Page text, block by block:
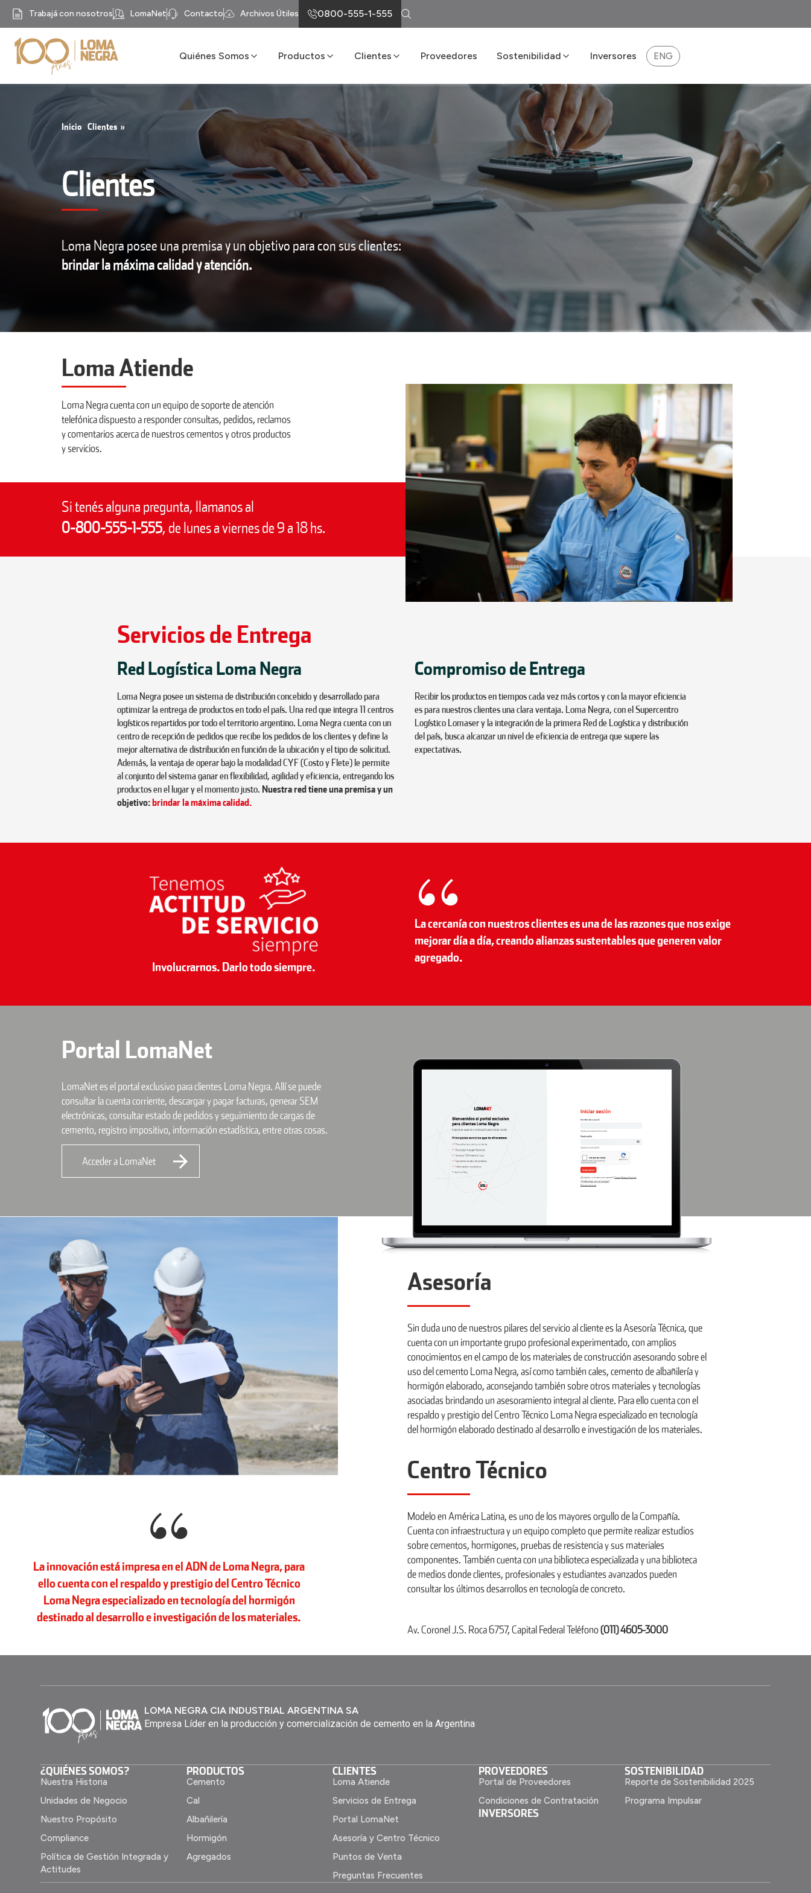
Trabajá con nosotros LomaNet Contacto Archivos Útiles 0800-555-1-555
Quiénes Somos
Nuestra Historia
Unidades de Trabajo
Misión, visión y valores
Nuestro Propósito
Compliance
Recycomb
Productos
Cemento
Albañilería
Hormigón
Agregados
Clientes
Loma Atiende
Puntos de Venta
Preguntas Frecuentes
Proveedores Sostenibilidad
Sostenibilidad 2025
Programa Impulsar
Inversores ENG
Inicio »
Clientes
Clientes
Loma Negra posee una premisa y un objetivo para con sus clientes:
brindar la máxima calidad y atención.
Loma Atiende
Loma Negra cuenta con un equipo de soporte de atención
telefónica dispuesto a responder consultas, pedidos, reclamos
y comentarios acerca de nuestros cementos y otros productos
y servicios.
Si tenés alguna pregunta, llamanos al
0-800-555-1-555, de lunes a viernes de 9 a 18 hs.
Servicios de Entrega
Red Logística Loma Negra
Loma Negra posee un sistema de distribución concebido y desarrollado para
optimizar la entrega de productos en todo el país. Una red que integra 11 centros
logísticos repartidos por todo el territorio argentino. Loma Negra cuenta con un
centro de recepción de pedidos que recibe los pedidos de los clientes y define la
mejor alternativa de distribución en función de la ubicación y el tipo de solicitud.
Además, la ventaja de operar bajo la modalidad CYF (Costo y Flete) le permite
al conjunto del sistema ganar en flexibilidad, agilidad y eficiencia, entregando los
productos en el lugar y el momento justo. Nuestra red tiene una premisa y un
objetivo:brindar la máxima calidad.
Compromiso de Entrega
Recibir los productos en tiempos cada vez más cortos y con la mayor eficiencia
es para nuestros clientes una clara ventaja. Loma Negra, con el Supercentro
Logístico Lomaser y la integración de la primera Red de Logística y distribución
del país, busca alcanzar un nivel de eficiencia de entrega que supere las
expectativas.
Involucrarnos. Darlo todo siempre.
Lacercaníacon nuestros clientes es una de las razones que nos exige
mejorar día a día, creandoalianzas sustentablesque generen valor
agregado.
Portal LomaNet
LomaNet es el portal exclusivo para clientes Loma Negra. Allí se puede
consultar la cuenta corriente, descargar y pagar facturas, generar SEM
electrónicas, consultar estado de pedidos y seguimiento de cargas de
cemento, registro impositivo, información estadística, entre otras cosas.
Acceder a LomaNet 
Lainnovaciónestá impresa en el ADN de Loma Negra, para
ello cuenta con el respaldo y prestigio delCentro Técnico
Loma Negra especializado en tecnología del hormigón
destinado al desarrollo e investigación de los materiales.
Asesoría
Sin duda uno de nuestros pilares del servicio al cliente es la Asesoría Técnica, que
cuenta con un importante grupo profesional experimentado, con amplios
conocimientos en el campo de los materiales de construcción asesorando sobre el
uso del cemento Loma Negra, así como también cales, cemento de albañilería y
hormigón elaborado, aconsejando también sobre otros materiales y tecnologías
asociadas brindando un asesoramiento integral al cliente. Para ello cuenta con el
respaldo y prestigio del Centro Técnico Loma Negra especializado en tecnología
del hormigón elaborado destinado al desarrollo e investigación de los materiales.
Centro Técnico
Modelo en América Latina, es uno de los mayores orgullo de la Compañía.
Cuenta con infraestructura y un equipo completo que permite realizar estudios
sobre cementos, hormigones, pruebas de resistencia y sus materiales
componentes. También cuenta con una biblioteca especializada y una biblioteca
de medios donde clientes, profesionales y estudiantes avanzados pueden
consultar los últimos desarrollos en tecnología de concreto.
Av. Coronel J.S. Roca 6757, Capital Federal Teléfono(011) 4605-3000
LOMA NEGRA CIA INDUSTRIAL ARGENTINA SA
Empresa Líder en la producción y comercialización de cemento en la Argentina
¿QUIÉNES SOMOS?
Nuestra Historia
Unidades de Negocio
Nuestro Propósito
Compliance
Política de Gestión Integrada y
Actitudes
PRODUCTOS
Cemento
Cal
Albañilería
Hormigón
Agregados
CLIENTES
Loma Atiende
Servicios de Entrega
Portal LomaNet
Asesoría y Centro Técnico
Puntos de Venta
Preguntas Frecuentes
PROVEEDORES
Portal de Proveedores
Condiciones de Contratación
INVERSORES
SOSTENIBILIDAD
Reporte de Sostenibilidad 2025
Programa Impulsar